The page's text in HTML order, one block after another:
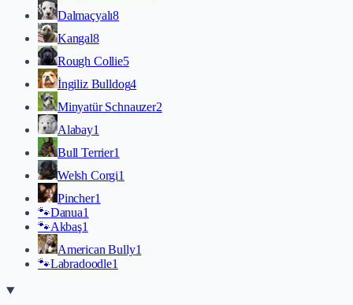
Dalmaçyalı8
Kangal8
Rough Collie5
İngiliz Bulldog4
Minyatür Schnauzer2
Alabay1
Bull Terrier1
Welsh Corgi1
Pincher1
🐾Danua1
🐾Akbaş1
American Bully1
🐾Labradoodle1